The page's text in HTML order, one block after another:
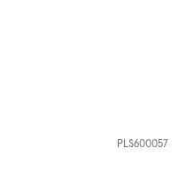
PLS600057